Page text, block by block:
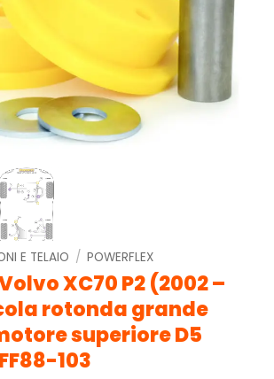
E TELAIO / POWERFLEX
XC70 P2 (2002 –
rotonda grande
superiore D5
103